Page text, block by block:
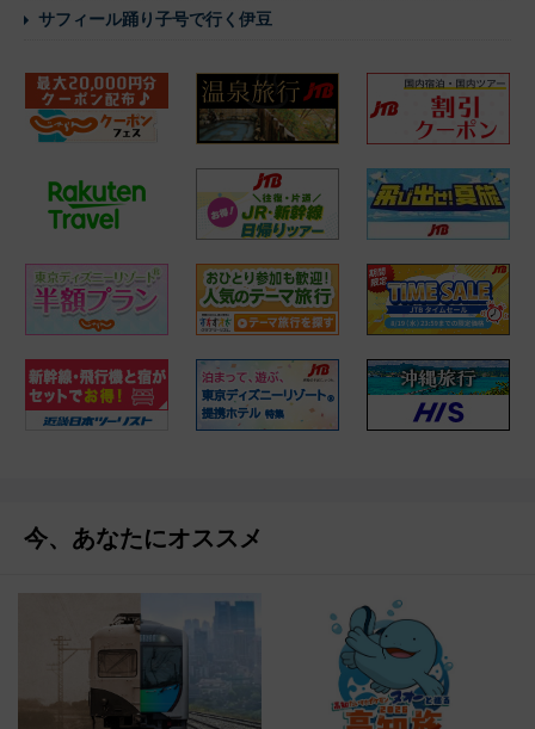
サフィール踊り子号で行く伊豆
今、あなたにオススメ